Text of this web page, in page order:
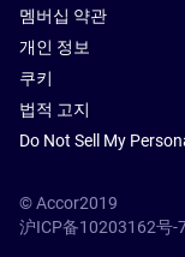
멤버십 약관
개인 정보
쿠키
법적 고지
Do Not Sell My
© Accor2019
沪ICP备10203162号-